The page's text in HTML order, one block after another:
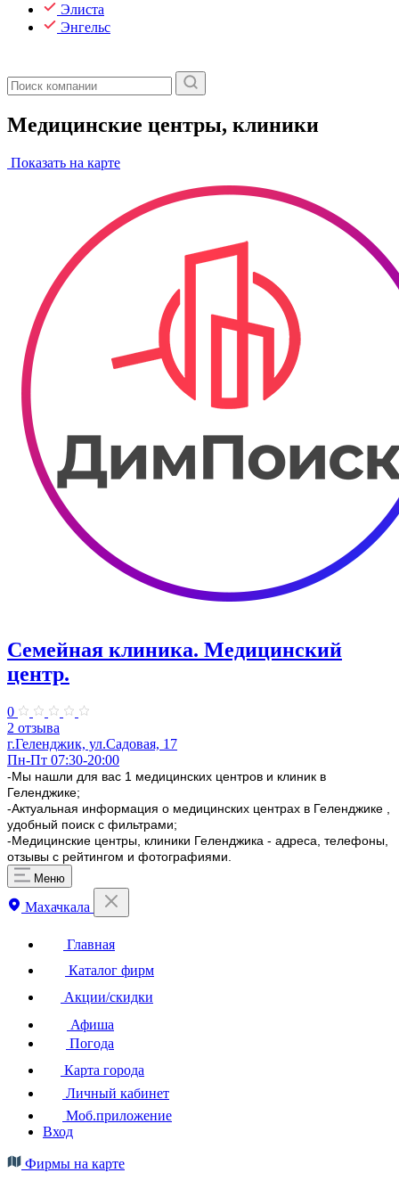
Элиста
Энгельс
Медицинские центры, клиники
Показать на карте
Семейная клиника. Медицинский
центр.
0
2 отзыва
г.Геленджик, ул.Садовая, 17
Пн-Пт 07:30-20:00
-Мы нашли для вас 1 медицинских центров и клиник в
Геленджике;
-Актуальная информация о медицинских центрах в Геленджике ,
удобный поиск с фильтрами;
-Медицинские центры, клиники Геленджика - адреса, телефоны,
отзывы с рейтингом и фотографиями.
Меню
Махачкала
Главная
Каталог фирм
Акции/скидки
Афиша
Погода
Карта города
Личный кабинет
Моб.приложение
Вход
Фирмы на карте